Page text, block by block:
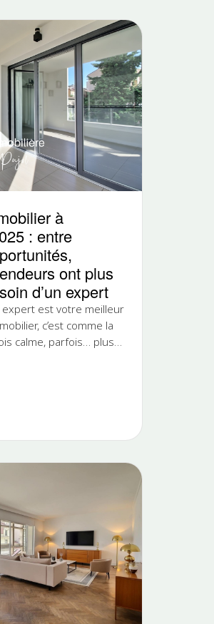
à
: entre
ont plus
d’un expert
expert est votre meilleur
c’est comme la
calme, parfois… plus